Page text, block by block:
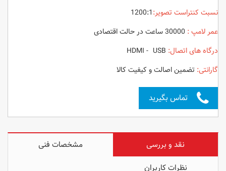
نسبت کنتراست تصویر:1200:1
عمر لامپ :
درگاه های اتصال:
گارانتی: تضمین اصالت و کیفیت کالا
تماس بگیرید
نقد و بررسی
مشخصات فنی
نظرات کاربران